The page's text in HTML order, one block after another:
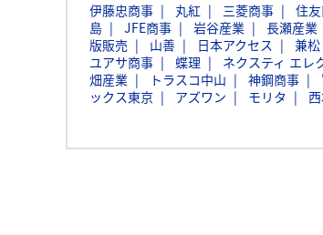
伊藤忠商事 丸紅 三菱商事 住
島
JFE商事 岩谷産業 長瀬産業
版販売
山善 日本アクセス 兼松
ユアサ商事
蝶理 ネクスティ エレ
畑産業
トラスコ中山 神鋼商事
ックス東京
アズワン モリタ